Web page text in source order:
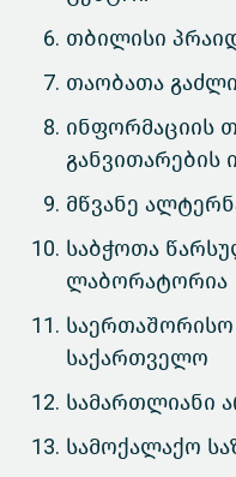
თბილისი
თაობათა
ინფორმაციის
განვითარების
მწვანე
საბჭოთა
ლაბორატორია
საქართველო
სამართლიანი
სამოქალაქო